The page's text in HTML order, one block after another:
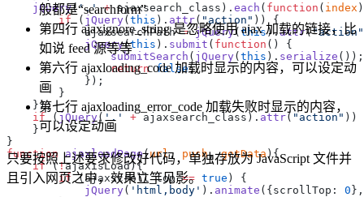
    jQuery
('.' + ajaxsearch_class). each ( function ( index
        if
( jQuery( this ). attr( "action"
            ajaxsearchPath
= jQuery( this).attr("action"
            jQuery
(this ). submit ( function
                submitSearch
( jQuery( this ). serialize
                return
false
    if
( jQuery( '.' + ajaxsearch_class). attr( "action"
function ajaxloadPage(url, push, getData
    if
(!
        if
(ajaxscroll_top == true
            jQuery
( 'html,body' ). animate ({scrollTop: 0
般都是“searchform”
第四行 ajaxignore_string 是忽略使用 ajax 加载的链接，比
如说 feed 源等等
第六行 ajaxloading_code 加载时显示的内容，可以设定动
画
第七行 ajaxloading_error_code 加载失败时显示的内容，
可以设定动画
只要按照上述要求修改好代码，单独存放为 JavaScript 文件并
且引入网页之中，效果立竿见影。